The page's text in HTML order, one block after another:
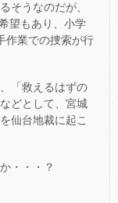
そうなのだが、
望もあり、小学
作業での捜索が行
「救えるはずの
どとして、宮城
仙台地裁に起こ
・・・？